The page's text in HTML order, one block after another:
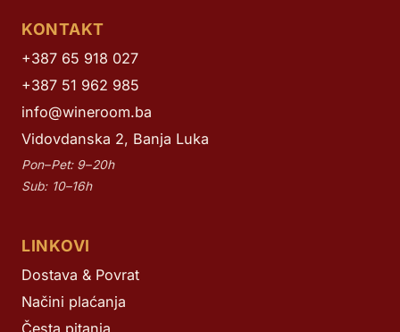
KONTAKT
+387 65 918 027
+387 51 962 985
info@wineroom.ba
Vidovdanska 2, Banja Luka
Pon–Pet: 9–20h
Sub: 10–16h
LINKOVI
Dostava & Povrat
Načini plaćanja
Česta pitanja